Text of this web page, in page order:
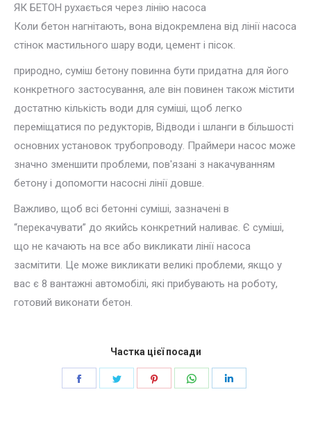
ЯК БЕТОН рухається через лінію насоса
Коли бетон нагнітають, вона відокремлена від лінії насоса
стінок мастильного шару води, цемент і пісок.
природно, суміш бетону повинна бути придатна для його
конкретного застосування, але він повинен також містити
достатню кількість води для суміші, щоб легко
переміщатися по редукторів, Відводи і шланги в більшості
основних установок трубопроводу. Праймери насос може
значно зменшити проблеми, пов'язані з накачуванням
бетону і допомогти насосні лінії довше.
Важливо, щоб всі бетонні суміші, зазначені в
“перекачувати” до якийсь конкретний наливає. Є суміші,
що не качають на все або викликати лінії насоса
засмітити. Це може викликати великі проблеми, якщо у
вас є 8 вантажні автомобілі, які прибувають на роботу,
готовий виконати бетон.
Частка цієї посади
ПоділітьсяПоділітьсяПоділітьсяПоділіться